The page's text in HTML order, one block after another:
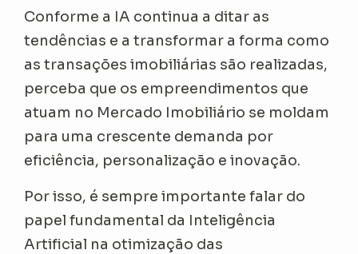
Conforme a IA continua a ditar as
tendências e a transformar a forma como
as transações imobiliárias são realizadas,
perceba que os empreendimentos que
atuam no Mercado Imobiliário se moldam
para uma crescente demanda por
eficiência, personalização e inovação.
Por isso, é sempre importante falar do
papel fundamental da Inteligência
Artificial na otimização das